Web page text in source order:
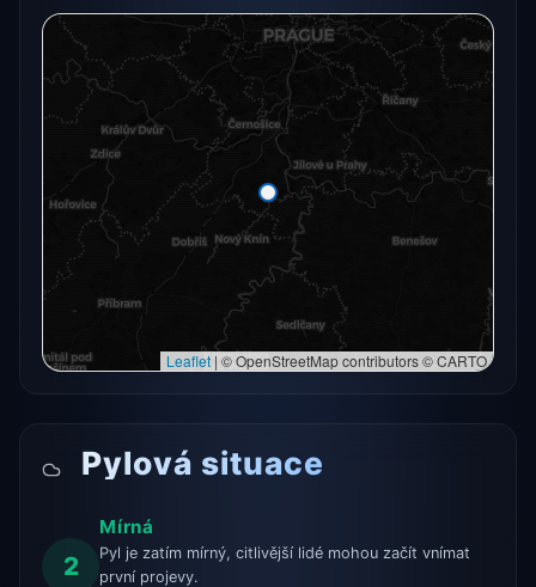
Radarový snímek momentálně není dostupný.
Otevřít v plné mapě
Zkusit znovu
Otevřít v plné mapě →
Leaflet | © OpenStreetMap contributors © CARTO
Pylová situace
2
Mírná
Pyl je zatím mírný, citlivější lidé mohou začít vnímat
první projevy.